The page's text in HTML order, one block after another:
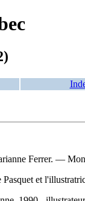
Ferrer. —
Pasquet et